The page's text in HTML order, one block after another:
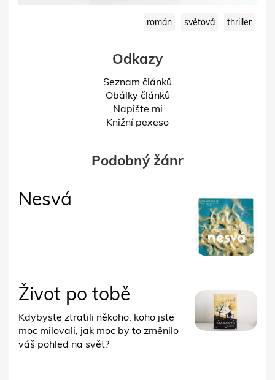
román světová thriller
Odkazy
Seznam článků
Obálky článků
Napište mi
Knižní pexeso
Podobný žánr
Nesvá
Život po tobě
Kdybyste ztratili někoho, koho jste
moc milovali, jak moc by to změnilo
váš pohled na svět?